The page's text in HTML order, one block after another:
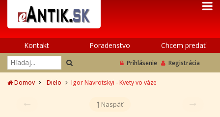
Kontakt Poradenstvo Chcem predať
Prihlásenie Registrácia
Domov Dielo Igor Navrotskyi - Kvety vo váze
Naspäť